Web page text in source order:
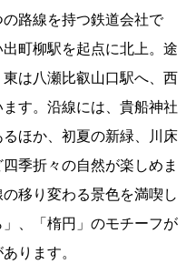
路線を持つ鉄道会社で
町柳駅を起点に北上。途
は八瀬比叡山口駅へ、西
す。沿線には、貴船神社
ほか、初夏の新緑、川床
季折々の自然が楽しめま
移り変わる景色を満喫し
、「楕円」のモチーフが
ります。